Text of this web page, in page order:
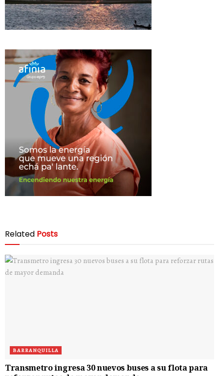
Related Posts
BARRANQUILLA
Transmetro ingresa 30 nuevos buses a su flota para